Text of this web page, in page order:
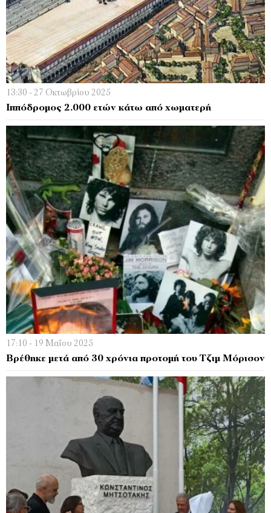
13:30 - 27 Οκτωβρίου 2025
Ιππόδρομος 2.000 ετών κάτω από χωματερή
17:10 - 19 Μαΐου 2025
Βρέθηκε μετά από 30 χρόνια προτομή του Τζιμ Μόρισον